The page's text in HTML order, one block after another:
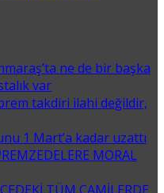
ne de bir başka
var
takdiri ilahi değildir,
1 Mart’a kadar uzattı
MORAL